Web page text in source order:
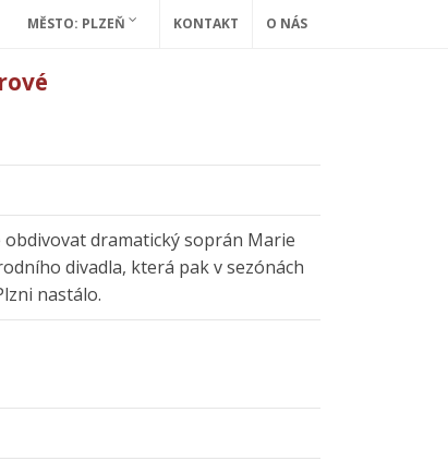
MĚSTO: PLZEŇ KONTAKT O NÁS
dramatický soprán Marie
divadla, která pak v sezónách
nastálo.